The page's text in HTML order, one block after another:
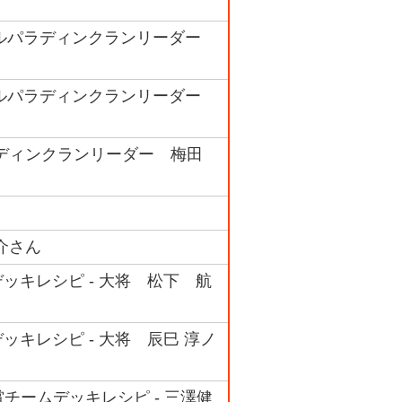
パラディンクランリーダー
パラディンクランリーダー
ィンクランリーダー 梅田
さん
ッキレシピ - 大将 松下 航
ッキレシピ - 大将 辰巳 淳ノ
ームデッキレシピ - 三澤健